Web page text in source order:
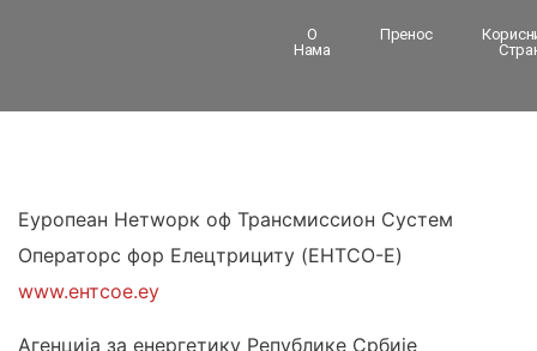
О
Нама
Пренос
Еуропеан Нетwорк оф Трансмиссион Сyстем
Операторс фор Елецтрицитy (ЕНТСО-Е)
www.ентсое.еу
Агенција за енергетику Републике Србије